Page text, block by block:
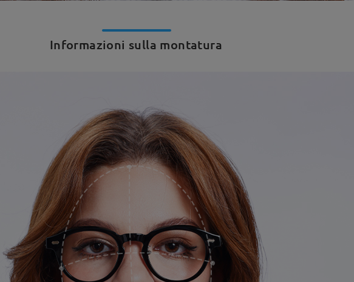
Informazioni sulla montatura